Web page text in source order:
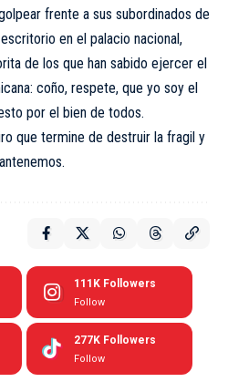
frente a sus subordinados de
en el palacio nacional,
de los que han sabido ejercer el
coño, respete, que yo soy el
por el bien de todos.
que termine de destruir la fragil y
111K Followers
Follow
277K Followers
Follow